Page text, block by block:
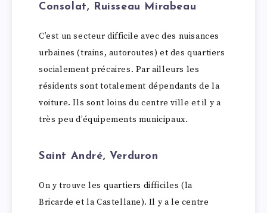
Consolat, Ruisseau Mirabeau
C’est un secteur difficile avec des nuisances
urbaines (trains, autoroutes) et des quartiers
socialement précaires. Par ailleurs les
résidents sont totalement dépendants de la
voiture. Ils sont loins du centre ville et il y a
très peu d’équipements municipaux.
Saint André, Verduron
On y trouve les quartiers difficiles (la
Bricarde et la Castellane). Il y a le centre